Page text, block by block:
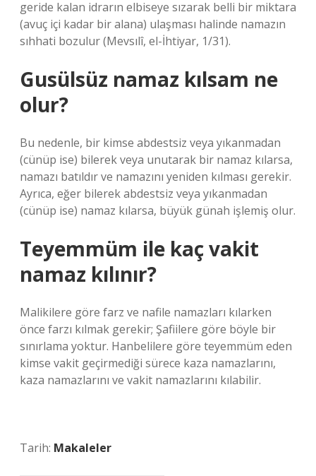
geride kalan idrarın elbiseye sızarak belli bir miktara
(avuç içi kadar bir alana) ulaşması halinde namazın
sıhhati bozulur (Mevsılî, el-İhtiyar, 1/31).
Gusülsüz namaz kılsam ne
olur?
Bu nedenle, bir kimse abdestsiz veya yıkanmadan
(cünüp ise) bilerek veya unutarak bir namaz kılarsa,
namazı batıldır ve namazını yeniden kılması gerekir.
Ayrıca, eğer bilerek abdestsiz veya yıkanmadan
(cünüp ise) namaz kılarsa, büyük günah işlemiş olur.
Teyemmüm ile kaç vakit
namaz kılınır?
Malikilere göre farz ve nafile namazları kılarken
önce farzı kılmak gerekir; Şafiilere göre böyle bir
sınırlama yoktur. Hanbelilere göre teyemmüm eden
kimse vakit geçirmediği sürece kaza namazlarını,
kaza namazlarını ve vakit namazlarını kılabilir.
Tarih: Makaleler